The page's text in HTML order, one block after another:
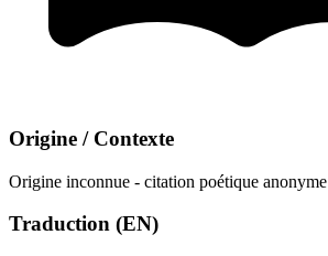
Origine / Contexte
Origine inconnue - citation poétique anonyme
Traduction (EN)